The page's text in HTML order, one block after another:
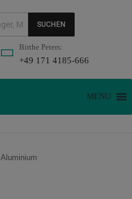
SUCHEN
Birthe Peters:
+49 171 4185-666
MENU
Aluminium